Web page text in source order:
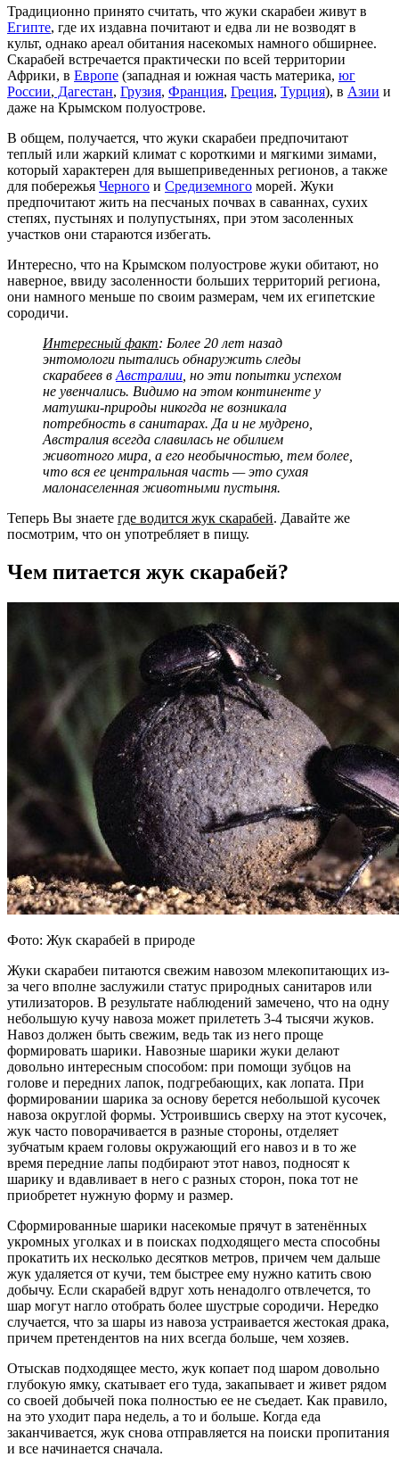
Традиционно принято считать, что жуки скарабеи живут в
Египте, где их издавна почитают и едва ли не возводят в
культ, однако ареал обитания насекомых намного обширнее.
Скарабей встречается практически по всей территории
Африки, в Европе (западная и южная часть материка, юг
России, Дагестан, Грузия, Франция, Греция, Турция), в Азии и
даже на Крымском полуострове.
В общем, получается, что жуки скарабеи предпочитают
теплый или жаркий климат с короткими и мягкими зимами,
который характерен для вышеприведенных регионов, а также
для побережья Черного и Средиземного морей. Жуки
предпочитают жить на песчаных почвах в саваннах, сухих
степях, пустынях и полупустынях, при этом засоленных
участков они стараются избегать.
Интересно, что на Крымском полуострове жуки обитают, но
наверное, ввиду засоленности больших территорий региона,
они намного меньше по своим размерам, чем их египетские
сородичи.
Интересный факт: Более 20 лет назад
энтомологи пытались обнаружить следы
скарабеев в Австралии , но эти попытки успехом
не увенчались. Видимо на этом континенте у
матушки-природы никогда не возникала
потребность в санитарах. Да и не мудрено,
Австралия всегда славилась не обилием
животного мира, а его необычностью, тем более,
что вся ее центральная часть — это сухая
малонаселенная животными пустыня.
Теперь Вы знаете где водится жук скарабей. Давайте же
посмотрим, что он употребляет в пищу.
Чем питается жук скарабей?
Фото: Жук скарабей в природе
Жуки скарабеи питаются свежим навозом млекопитающих из-
за чего вполне заслужили статус природных санитаров или
утилизаторов. В результате наблюдений замечено, что на одну
небольшую кучу навоза может прилететь 3-4 тысячи жуков.
Навоз должен быть свежим, ведь так из него проще
формировать шарики. Навозные шарики жуки делают
довольно интересным способом: при помощи зубцов на
голове и передних лапок, подгребающих, как лопата. При
формировании шарика за основу берется небольшой кусочек
навоза округлой формы. Устроившись сверху на этот кусочек,
жук часто поворачивается в разные стороны, отделяет
зубчатым краем головы окружающий его навоз и в то же
время передние лапы подбирают этот навоз, подносят к
шарику и вдавливает в него с разных сторон, пока тот не
приобретет нужную форму и размер.
Сформированные шарики насекомые прячут в затенённых
укромных уголках и в поисках подходящего места способны
прокатить их несколько десятков метров, причем чем дальше
жук удаляется от кучи, тем быстрее ему нужно катить свою
добычу. Если скарабей вдруг хоть ненадолго отвлечется, то
шар могут нагло отобрать более шустрые сородичи. Нередко
случается, что за шары из навоза устраивается жестокая драка,
причем претендентов на них всегда больше, чем хозяев.
Отыскав подходящее место, жук копает под шаром довольно
глубокую ямку, скатывает его туда, закапывает и живет рядом
со своей добычей пока полностью ее не съедает. Как правило,
на это уходит пара недель, а то и больше. Когда еда
заканчивается, жук снова отправляется на поиски пропитания
и все начинается сначала.